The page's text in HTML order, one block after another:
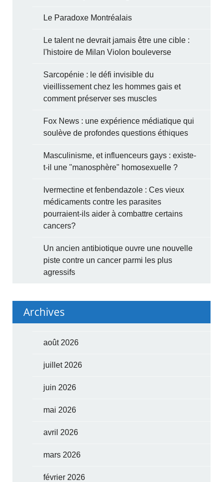
Le Paradoxe Montréalais
Le talent ne devrait jamais être une cible :
l'histoire de Milan Violon bouleverse
Sarcopénie : le défi invisible du
vieillissement chez les hommes gais et
comment préserver ses muscles
Fox News : une expérience médiatique qui
soulève de profondes questions éthiques
Masculinisme, et influenceurs gays : existe-
t-il une "manosphère" homosexuelle ?
Ivermectine et fenbendazole : Ces vieux
médicaments contre les parasites
pourraient-ils aider à combattre certains
cancers?
Un ancien antibiotique ouvre une nouvelle
piste contre un cancer parmi les plus
agressifs
Archives
août 2026
juillet 2026
juin 2026
mai 2026
avril 2026
mars 2026
février 2026